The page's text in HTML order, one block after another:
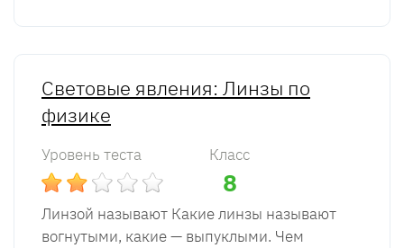
Световые явления: Линзы по
физике
Уровень теста Класс
8
Линзой называют Какие линзы называют
вогнутыми, какие — выпуклыми. Чем